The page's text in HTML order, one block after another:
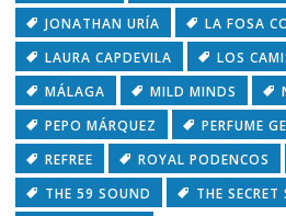
JONATHAN URÍA
LA FOSA
LAURA CAPDEVILA
LOS
MÁLAGA
MILD MINDS
PEPO MÁRQUEZ
PERFUME
REFREE
ROYAL PODENCOS
THE 59 SOUND
THE SECRET